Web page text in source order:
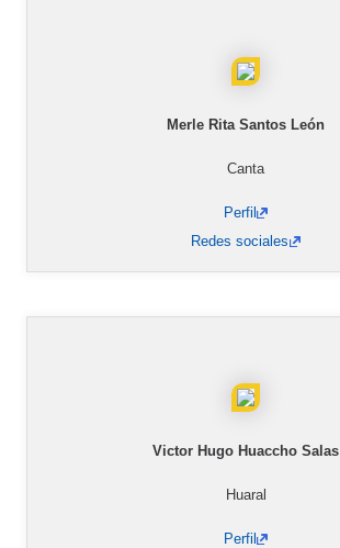
Merle Rita Santos León
Canta
Perfil
Redes sociales
Victor Hugo Huaccho Salas
Huaral
Perfil